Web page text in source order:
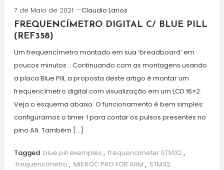
7 de Maio de 2021
Claudio Larios
FREQUENCÍMETRO DIGITAL C/ BLUE PILL
(REF358)
Um frequencímetro montado em sua ‘breadboard’ em
poucos minutos… Continuando com as montagens usando
a placa Blue Pill, a proposta deste artigo é montar um
frequencímetro digital com visualização em um LCD 16×2.
Veja o esquema abaixo: O funcionamento é bem simples:
configuramos o timer 1 para contar os pulsos presentes no
pino A9. Também […]
Tagged blue pill exemples , frequencimeter STM32,
frequencímetro , MIKROC PRO FOR ARM , STM32